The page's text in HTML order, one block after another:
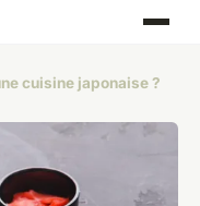
cuisine japonaise ?